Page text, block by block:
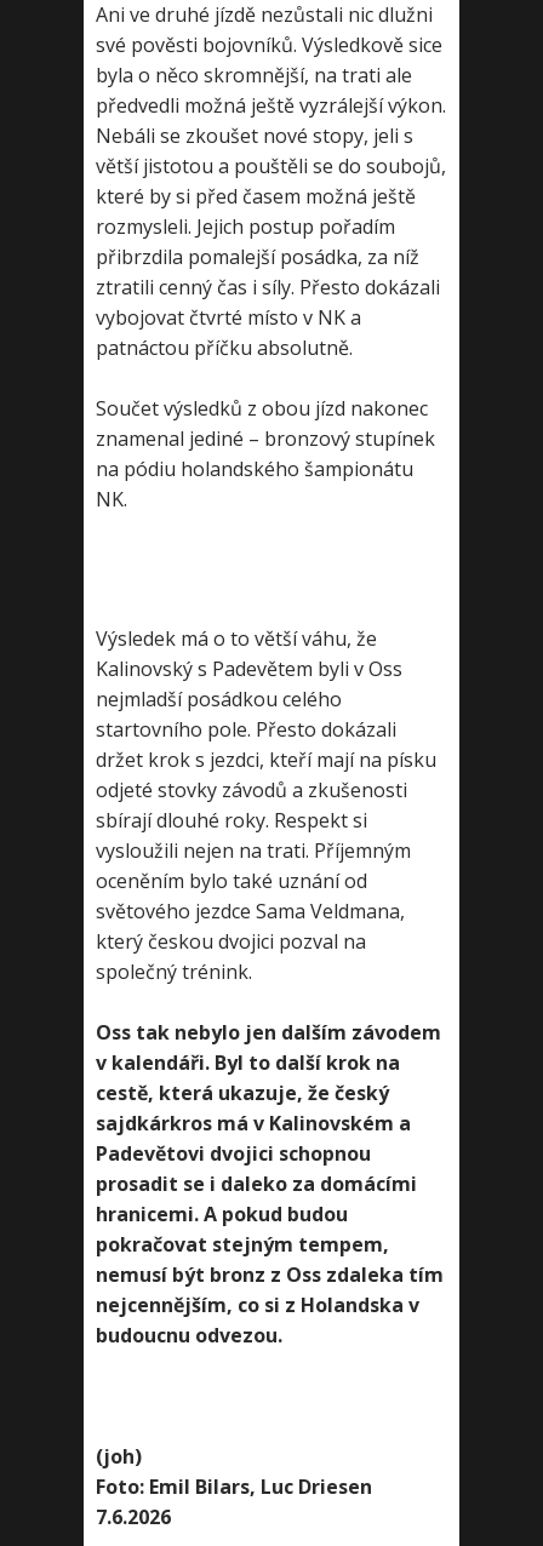
Ani ve druhé jízdě nezůstali nic dlužni
své pověsti bojovníků. Výsledkově sice
byla o něco skromnější, na trati ale
předvedli možná ještě vyzrálejší výkon.
Nebáli se zkoušet nové stopy, jeli s
větší jistotou a pouštěli se do soubojů,
které by si před časem možná ještě
rozmysleli. Jejich postup pořadím
přibrzdila pomalejší posádka, za níž
ztratili cenný čas i síly. Přesto dokázali
vybojovat čtvrté místo v NK a
patnáctou příčku absolutně.
Součet výsledků z obou jízd nakonec
znamenal jediné – bronzový stupínek
na pódiu holandského šampionátu
NK.
Výsledek má o to větší váhu, že
Kalinovský s Padevětem byli v Oss
nejmladší posádkou celého
startovního pole. Přesto dokázali
držet krok s jezdci, kteří mají na písku
odjeté stovky závodů a zkušenosti
sbírají dlouhé roky. Respekt si
vysloužili nejen na trati. Příjemným
oceněním bylo také uznání od
světového jezdce Sama Veldmana,
který českou dvojici pozval na
společný trénink.
Oss tak nebylo jen dalším závodem
v kalendáři. Byl to další krok na
cestě, která ukazuje, že český
sajdkárkros má v Kalinovském a
Padevětovi dvojici schopnou
prosadit se i daleko za domácími
hranicemi. A pokud budou
pokračovat stejným tempem,
nemusí být bronz z Oss zdaleka tím
nejcennějším, co si z Holandska v
budoucnu odvezou.
(joh)
Foto: Emil Bilars, Luc Driesen
7.6.2026